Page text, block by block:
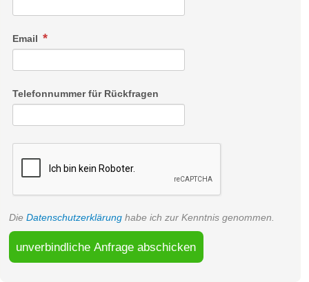
Email
Telefonnummer für Rückfragen
Die Datenschutzerklärung habe ich zur Kenntnis genommen.
unverbindliche Anfrage abschicken